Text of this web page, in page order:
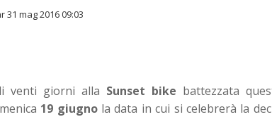
31 mag 2016 09:03
venti giorni alla Sunset bike battezzata
19 giugnola data in cui si celebrerà la